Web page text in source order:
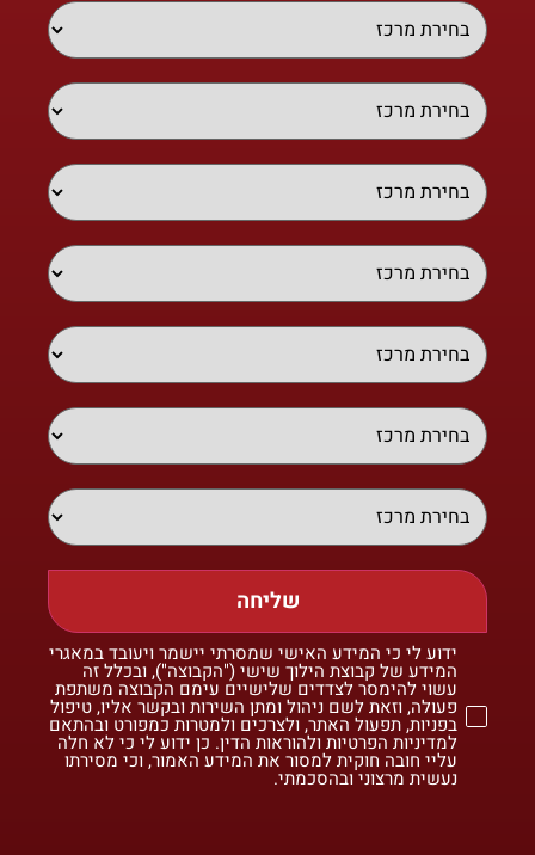
שליחה
ידוע לי כי המידע האישי שמסרתי יישמר ויעובד במאגרי
המידע של קבוצת הילוך שישי ("הקבוצה"), ובכלל זה
עשוי להימסר לצדדים שלישיים עימם הקבוצה משתפת
פעולה, וזאת לשם ניהול ומתן השירות ובקשר אליו, טיפול
בפניות, תפעול האתר, ולצרכים ולמטרות כמפורט ובהתאם
למדיניות הפרטיות ולהוראות הדין. כן ידוע לי כי לא חלה
עליי חובה חוקית למסור את המידע האמור, וכי מסירתו
נעשית מרצוני ובהסכמתי.